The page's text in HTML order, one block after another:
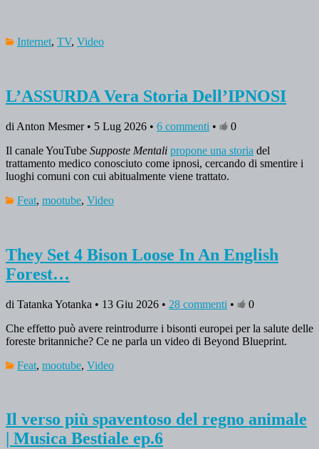
Internet, TV, Video
L’ASSURDA Vera Storia Dell’IPNOSI
di Anton Mesmer • 5 Lug 2026 • 6 commenti •
0
Il canale YouTube Supposte Mentali propone una storia del
trattamento medico conosciuto come ipnosi, cercando di smentire i
luoghi comuni con cui abitualmente viene trattato.
Feat, mootube, Video
They Set 4 Bison Loose In An English
Forest…
di Tatanka Yotanka • 13 Giu 2026 • 28 commenti •
0
Che effetto può avere reintrodurre i bisonti europei per la salute delle
foreste britanniche? Ce ne parla un video di Beyond Blueprint.
Feat, mootube, Video
Il verso più spaventoso del regno animale
| Musica Bestiale ep.6